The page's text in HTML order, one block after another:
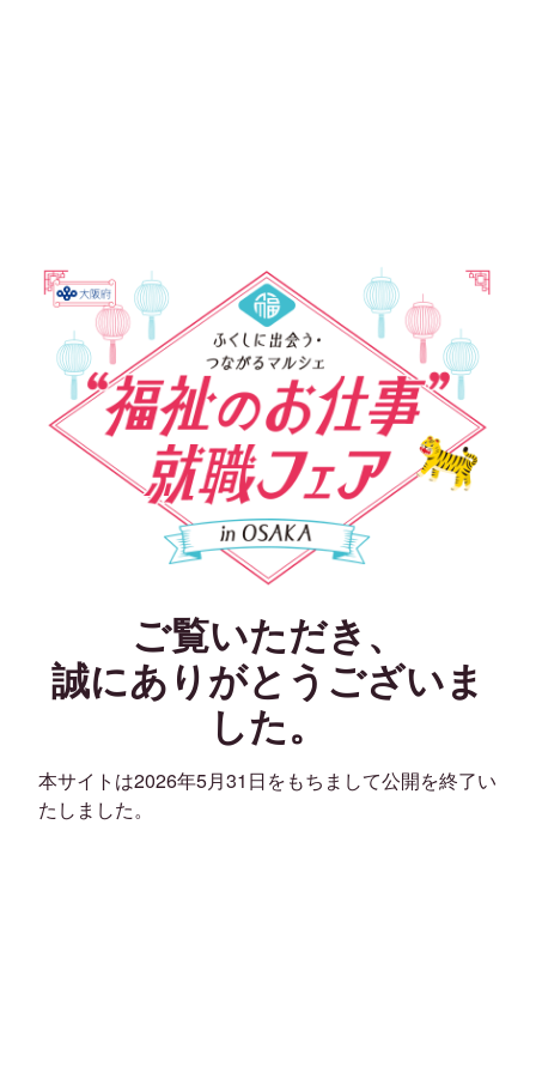
ご覧いただき、
誠にありがとうございま
した。
本サイトは2026年5月31日をもちまして公開を終了い
たしました。